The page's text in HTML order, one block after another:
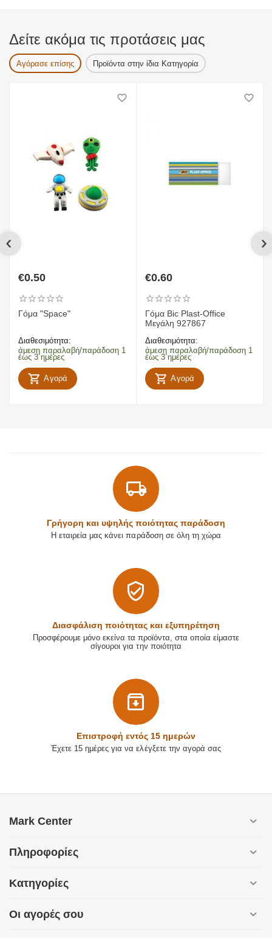
Δείτε ακόμα τις προτάσεις μας
Αγόρασε επίσης Προϊόντα στην ίδια Κατηγορία
€0.50
Γόμα "Space"
Διαθεσιμότητα:
άμεση παραλαβή/παράδοση 1
έως 3 ημέρες
Αγορά
€0.60
Γόμα Bic Plast-Office
Μεγάλη 927867
Διαθεσιμότητα:
άμεση παραλαβή/παράδοση 1
έως 3 ημέρες
Αγορά
Γρήγορη και υψηλής ποιότητας παράδοση
Η εταιρεία μας κάνει παράδοση σε όλη τη χώρα
Διασφάλιση ποιότητας και εξυπηρέτηση
Προσφέρουμε μόνο εκείνα τα προϊόντα, στα οποία είμαστε
σίγουροι για την ποιότητα
Επιστρoφή εντός 15 ημερών
Έχετε 15 ημέρες για να ελέγξετε την αγορά σας
Mark Center
Πληροφορίες
Κατηγορίες
Οι αγορές σου